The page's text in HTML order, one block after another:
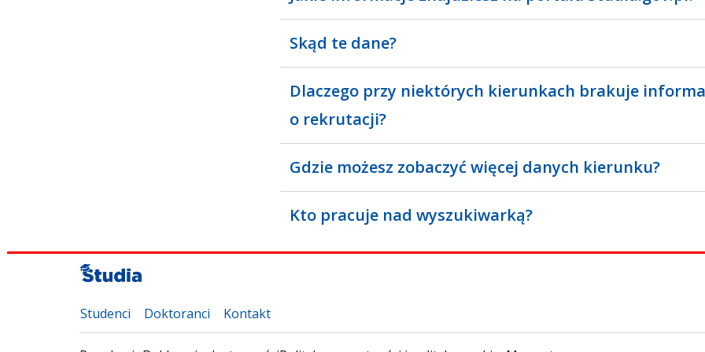
Skąd te dane?
Dlaczego przy niektórych kierunkach brakuje
o rekrutacji?
Gdzie możesz zobaczyć więcej danych kierunku?
Kto pracuje nad wyszukiwarką?
Studenci Doktoranci Kontakt